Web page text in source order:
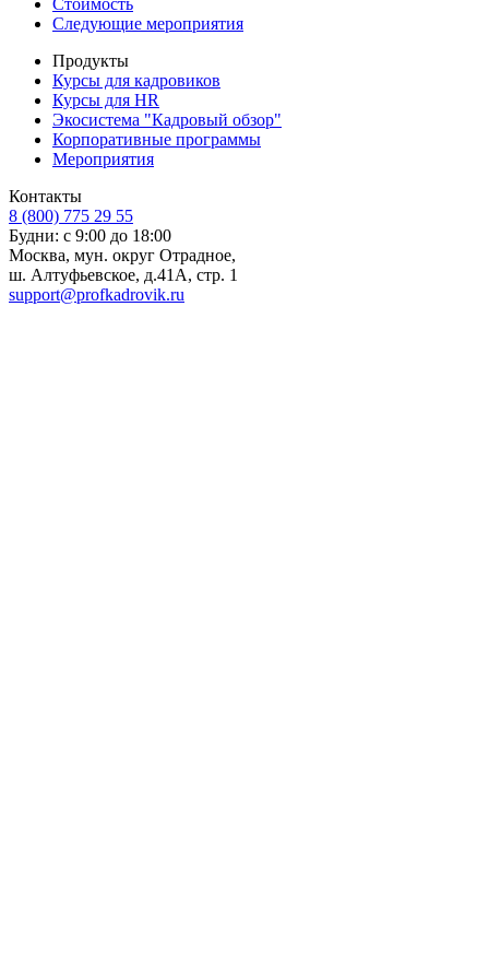
Стоимость
Следующие мероприятия
Продукты
Курсы для кадровиков
Курсы для HR
Экосистема "Кадровый обзор"
Корпоративные программы
Мероприятия
Контакты
8 (800) 775 29 55
Будни: с 9:00 до 18:00
Москва, мун. округ Отрадное,
ш. Алтуфьевское, д.41А, стр. 1
support@profkadrovik.ru